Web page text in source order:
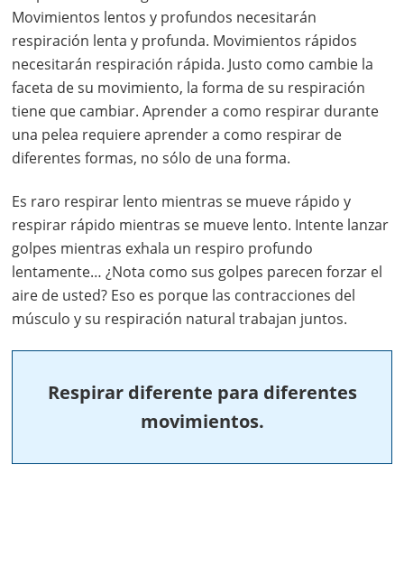
Movimientos lentos y profundos necesitarán
respiración lenta y profunda. Movimientos rápidos
necesitarán respiración rápida. Justo como cambie la
faceta de su movimiento, la forma de su respiración
tiene que cambiar. Aprender a como respirar durante
una pelea requiere aprender a como respirar de
diferentes formas, no sólo de una forma.
Es raro respirar lento mientras se mueve rápido y
respirar rápido mientras se mueve lento. Intente lanzar
golpes mientras exhala un respiro profundo
lentamente… ¿Nota como sus golpes parecen forzar el
aire de usted? Eso es porque las contracciones del
músculo y su respiración natural trabajan juntos.
Respirar diferente para diferentes
movimientos.